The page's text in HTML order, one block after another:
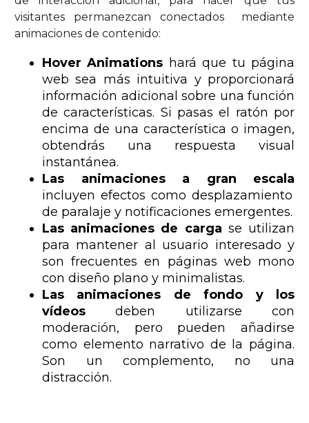
visitantes permanezcan conectados mediante
animaciones de contenido:
Hover Animations hará que tu página
web sea más intuitiva y proporcionará
información adicional sobre una función
de características. Si pasas el ratón por
encima de una característica o imagen,
obtendrás una respuesta visual
instantánea.
Las animaciones a gran escala
incluyen efectos como desplazamiento
de paralaje y notificaciones emergentes.
Las animaciones de carga se utilizan
para mantener al usuario interesado y
son frecuentes en páginas web mono
con diseño plano y minimalistas.
Las animaciones de fondo y los
vídeos deben utilizarse con
moderación, pero pueden añadirse
como elemento narrativo de la página.
Son un complemento, no una
distracción.